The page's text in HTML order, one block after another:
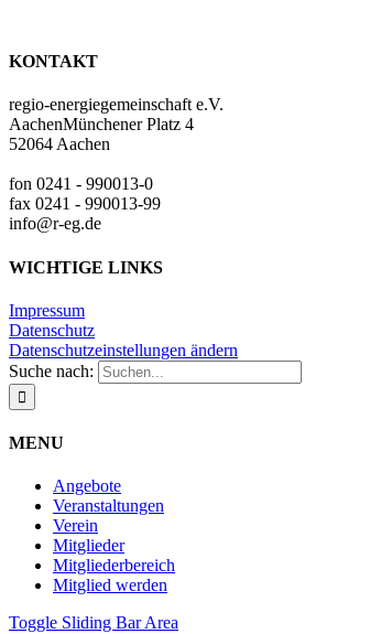
KONTAKT
regio-energiegemeinschaft e.V.
AachenMünchener Platz 4
52064 Aachen
fon 0241 - 990013-0
fax 0241 - 990013-99
info@r-eg.de
WICHTIGE LINKS
Impressum
Datenschutz
Datenschutzeinstellungen ändern
Suche nach:
MENU
Angebote
Veranstaltungen
Verein
Mitglieder
Mitgliederbereich
Mitglied werden
Toggle Sliding Bar Area